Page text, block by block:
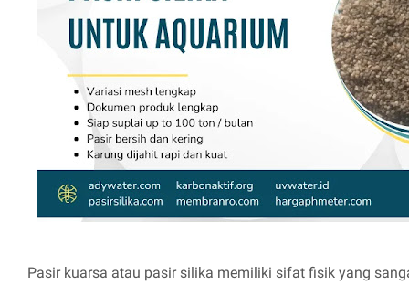
Pasir kuarsa atau pasir silika memiliki sifat fisik yang